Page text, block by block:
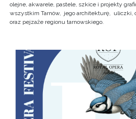
olejne, akwarele, pastele, szkice i projekty
wszystkim Tarnów, jego architekturę, uliczki,
oraz pejzaże regionu tarnowskiego.